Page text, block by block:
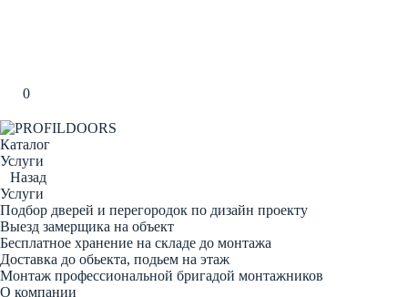
0
Каталог
Услуги
Назад
Услуги
Подбор дверей и перегородок по дизайн проекту
Выезд замерщика на объект
Бесплатное хранение на складе до монтажа
Доставка до обьекта, подьем на этаж
Монтаж профессиональной бригадой монтажников
О компании